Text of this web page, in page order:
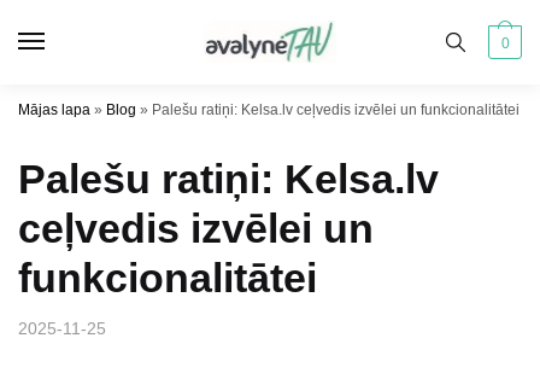
0
Mājas lapa » Blog » Palešu ratiņi: Kelsa.lv ceļvedis izvēlei un funkcionalitātei
Palešu ratiņi: Kelsa.lv
ceļvedis izvēlei un
funkcionalitātei
2025-11-25